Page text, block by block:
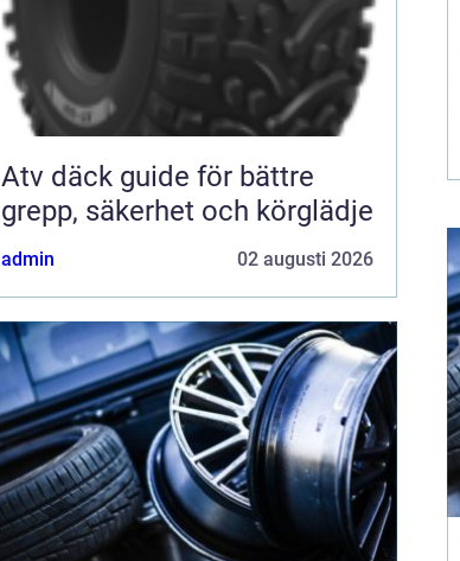
Atv däck guide för bättre
grepp, säkerhet och körglädje
admin 02 augusti 2026